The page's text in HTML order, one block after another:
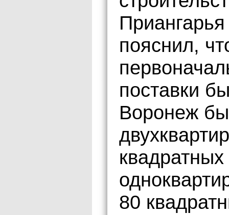
пояснил,
поставки
Воронеж
80